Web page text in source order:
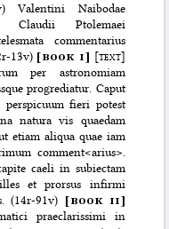
Valentini Naibodae
Claudii Ptolemaei
commentarius
13v) [book i] [text]
per astronomiam
progrediatur. Caput
perspicuum fieri potest
natura vis quaedam
etiam aliqua quae iam
comment<arius>.
caeli in subiectam
et prorsus infirmi
(14r-91v) [book ii]
praeclarissimi in